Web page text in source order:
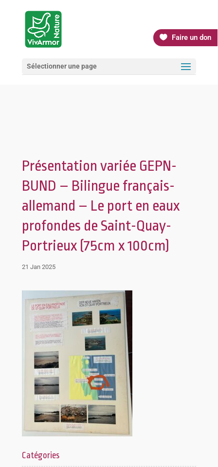
Faire un don
Sélectionner une page
Présentation variée GEPN-
BUND – Bilingue français-
allemand – Le port en eaux
profondes de Saint-Quay-
Portrieux (75cm x 100cm)
21 Jan 2025
Catégories